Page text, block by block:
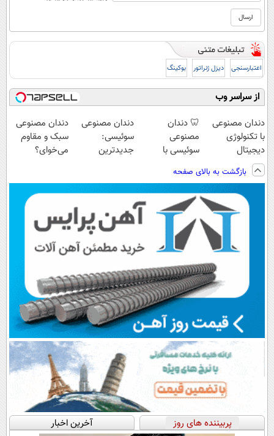
اعتبارسنجی دیزل ژنراتور بوکینگ
از سراسر وب
دندان مصنوعی
با تکنولوژی
دیجیتال
سوئیسی🇨🇭
🦷 دندان
مصنوعی
سوئیسی با
دیجیتال |
پرداخت در 4
قسط |📍 تهران
دندان مصنوعی
سوئیسی:
جدیدترین
پرداخت قسطی
دندان مصنوعی
سبک و مقاوم
می‌خوای؟
📍تهران
بازگشت به بالای صفحه
پربیننده های روز آخرین اخبار